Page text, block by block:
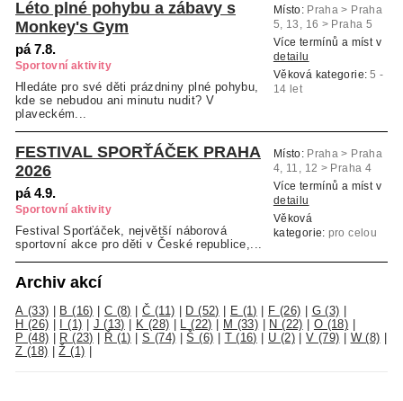
Léto plné pohybu a zábavy s
Monkey's Gym
pá 7.8.
Sportovní aktivity
Hledáte pro své děti prázdniny plné pohybu,
kde se nebudou ani minutu nudit? V
plaveckém...
Místo: Praha > Praha
5, 13, 16 > Praha 5
Více termínů a míst v
detailu
Věková kategorie: 5 -
14 let
FESTIVAL SPORŤÁČEK PRAHA
2026
pá 4.9.
Sportovní aktivity
Festival Sporťáček, největší náborová
sportovní akce pro děti v České republice,...
Místo: Praha > Praha
4, 11, 12 > Praha 4
Více termínů a míst v
detailu
Věková
kategorie: pro celou
Archiv akcí
A (33) B (16) C (8) |Č (11) D (52) E (1) F (26) G (3)
H (26)
I (1) J (13) K (28) L (22) M (33) N (22) O (18)
P (48)
R (23) Ř (1) |S (74) |Š (6) T (16) U (2)|V (79) W (8)
Z (18) |Ž (1)